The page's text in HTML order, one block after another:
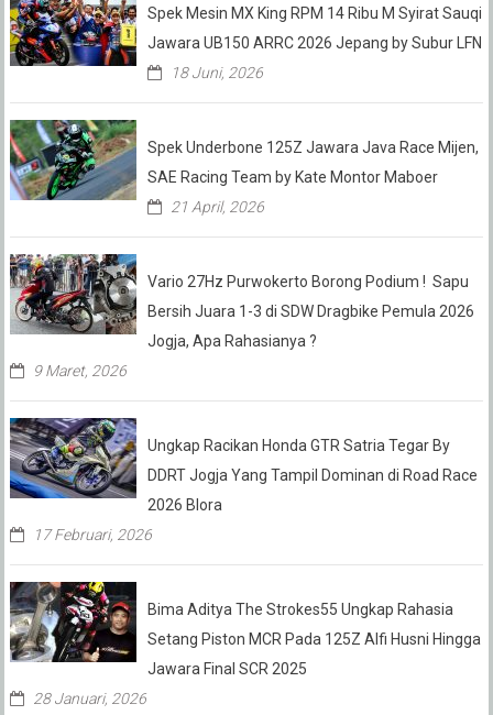
Spek Mesin MX King RPM 14 Ribu M Syirat Sauqi
Jawara UB150 ARRC 2026 Jepang by Subur LFN
18 Juni, 2026
Spek Underbone 125Z Jawara Java Race Mijen,
SAE Racing Team by Kate Montor Maboer
21 April, 2026
Vario 27Hz Purwokerto Borong Podium ! Sapu
Bersih Juara 1-3 di SDW Dragbike Pemula 2026
Jogja, Apa Rahasianya ?
9 Maret, 2026
Ungkap Racikan Honda GTR Satria Tegar By
DDRT Jogja Yang Tampil Dominan di Road Race
2026 Blora
17 Februari, 2026
Bima Aditya The Strokes55 Ungkap Rahasia
Setang Piston MCR Pada 125Z Alfi Husni Hingga
Jawara Final SCR 2025
28 Januari, 2026